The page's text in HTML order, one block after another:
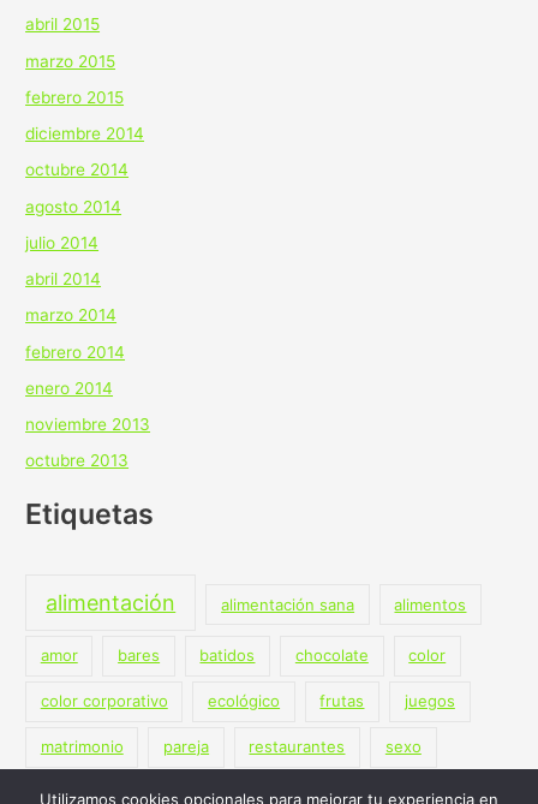
abril 2015
marzo 2015
febrero 2015
diciembre 2014
octubre 2014
agosto 2014
julio 2014
abril 2014
marzo 2014
febrero 2014
enero 2014
noviembre 2013
octubre 2013
Etiquetas
alimentación alimentación sana alimentos
amor bares batidos chocolate color
color corporativo ecológico frutas juegos
matrimonio pareja restaurantes sexo
terapia vegano vegetariano
Utilizamos cookies opcionales para mejorar tu experiencia en